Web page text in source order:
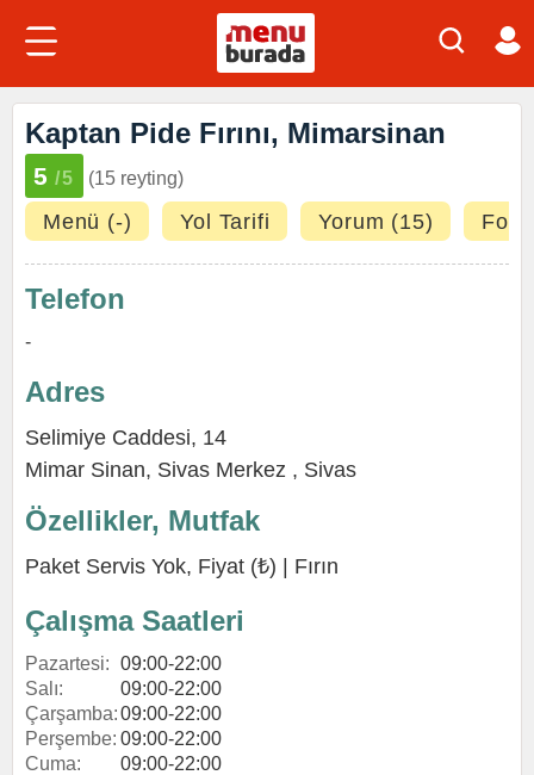
Kaptan Pide Fırını, Mimarsinan
5 /5 (15 reyting)
Menü (-) Yol Tarifi Yorum (15)
Telefon
-
Adres
Selimiye Caddesi, 14
Mimar Sinan, Sivas Merkez , Sivas
Özellikler, Mutfak
Paket Servis Yok, Fiyat (₺) | Fırın
Çalışma Saatleri
Pazartesi: 09:00-22:00
Salı:
09:00-22:00
Çarşamba:09:00-22:00
Perşembe: 09:00-22:00
Cuma:
09:00-22:00